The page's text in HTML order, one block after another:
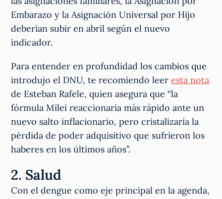
Embarazo y la Asignación Universal por Hijo
deberían subir en abril según el nuevo
indicador.
Para entender en profundidad los cambios que
introdujo el DNU, te recomiendo leeresta nota
de Esteban Rafele, quien asegura que “la
fórmula Milei reaccionaría más rápido ante un
nuevo salto inflacionario, pero cristalizaría la
pérdida de poder adquisitivo que sufrieron los
haberes en los últimos años”.
2. Salud
Con el dengue como eje principal en la agenda,